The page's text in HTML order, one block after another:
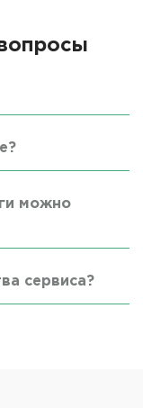
можно
сервиса?